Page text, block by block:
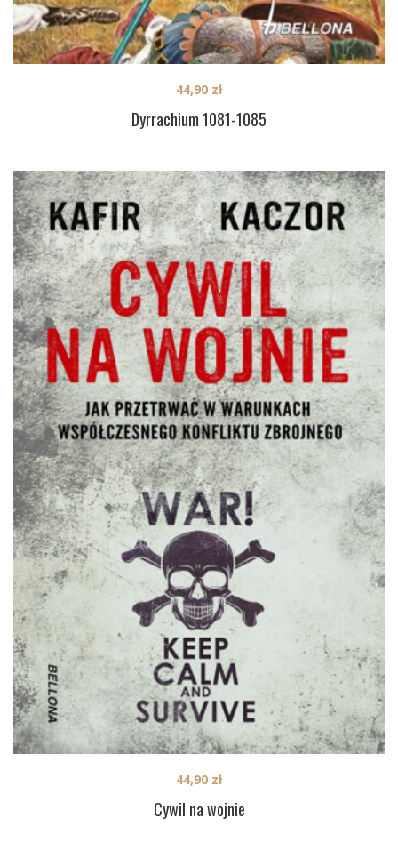
Dyrrachium 1081-1085
44,90 zł
Cywil na wojnie
44,90 zł